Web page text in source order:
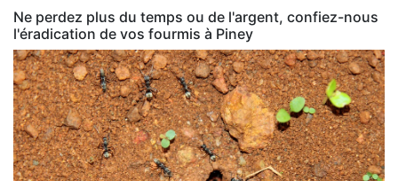
Ne perdez plus du temps ou de l'argent, confiez-nous
l'éradication de vos fourmis à Piney